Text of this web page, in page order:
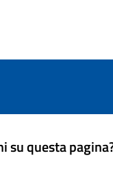
su questa